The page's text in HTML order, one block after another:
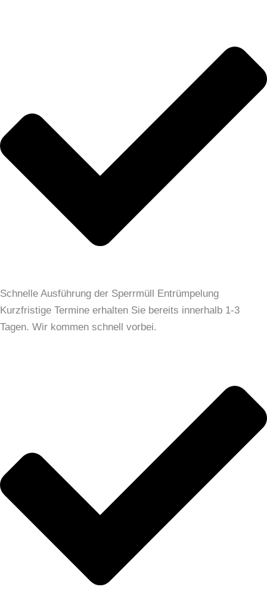
Schnelle Ausführung der Sperrmüll Entrümpelung
Kurzfristige Termine erhalten Sie bereits innerhalb 1-3
Tagen. Wir kommen schnell vorbei.